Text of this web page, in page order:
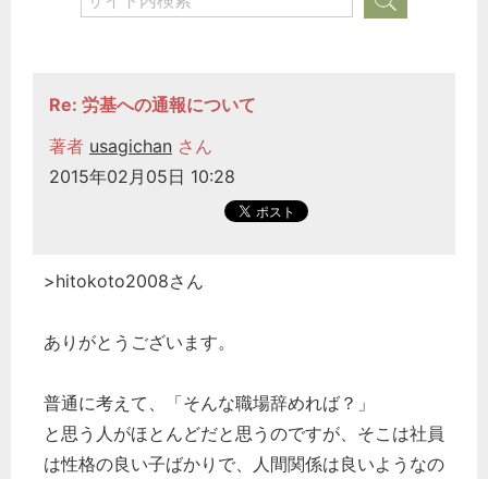
Re: 労基への通報について
著者 usagichan さん
2015年02月05日 10:28
>hitokoto2008さん
ありがとうございます。
普通に考えて、「そんな職場辞めれば？」
と思う人がほとんどだと思うのですが、そこは社員
は性格の良い子ばかりで、人間関係は良いようなの
秘書のノウハウ